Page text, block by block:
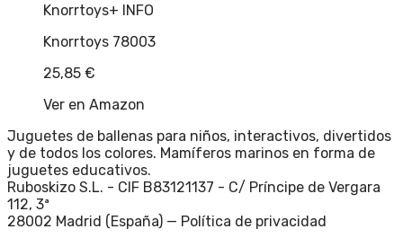
Knorrtoys+ INFO
Knorrtoys 78003
25,85 €
Ver en Amazon
Juguetes de ballenas para niños, interactivos, divertidos
y de todos los colores. Mamíferos marinos en forma de
juguetes educativos.
Ruboskizo S.L. - CIF B83121137 - C/ Príncipe de Vergara
112, 3ª
28002 Madrid (España) — Política de privacidad